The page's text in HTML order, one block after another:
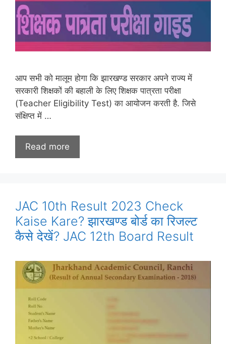
आप सभी को मालूम होगा कि झारखण्ड सरकार अपने राज्य में
सरकारी शिक्षकों की बहाली के लिए शिक्षक पात्रता परीक्षा
(Teacher Eligibility Test) का आयोजन करती है. जिसे
संक्षिप्त में …
Read more
JAC 10th Result 2023 Check
Kaise Kare? झारखण्ड बोर्ड का रिजल्ट
कैसे देखें? JAC 12th Board Result